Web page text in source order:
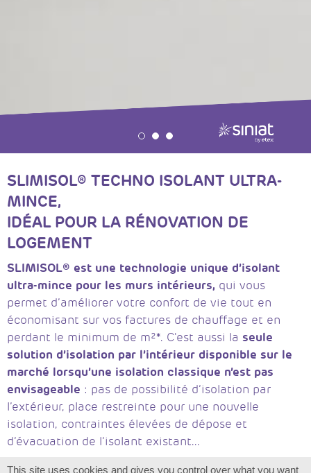
SLIMISOL® TECHNO ISOLANT ULTRA-
MINCE,
IDÉAL POUR LA RÉNOVATION DE
LOGEMENT
SLIMISOL® est une technologie unique d’isolant
ultra-mince pour les murs intérieurs, qui vous
permet d’améliorer votre confort de vie tout en
économisant sur vos factures de chauffage et en
perdant le minimum de m²*. C'est aussi la seule
solution d’isolation par l’intérieur disponible sur le
marché lorsqu’une isolation classique n’est pas
envisageable : pas de possibilité d’isolation par
l’extérieur, place restreinte pour une nouvelle
isolation, contraintes élevées de dépose et
d’évacuation de l’isolant existant...
SLIMISOL® permet une optimisation de la surface
This site uses cookies and gives you control over what you want